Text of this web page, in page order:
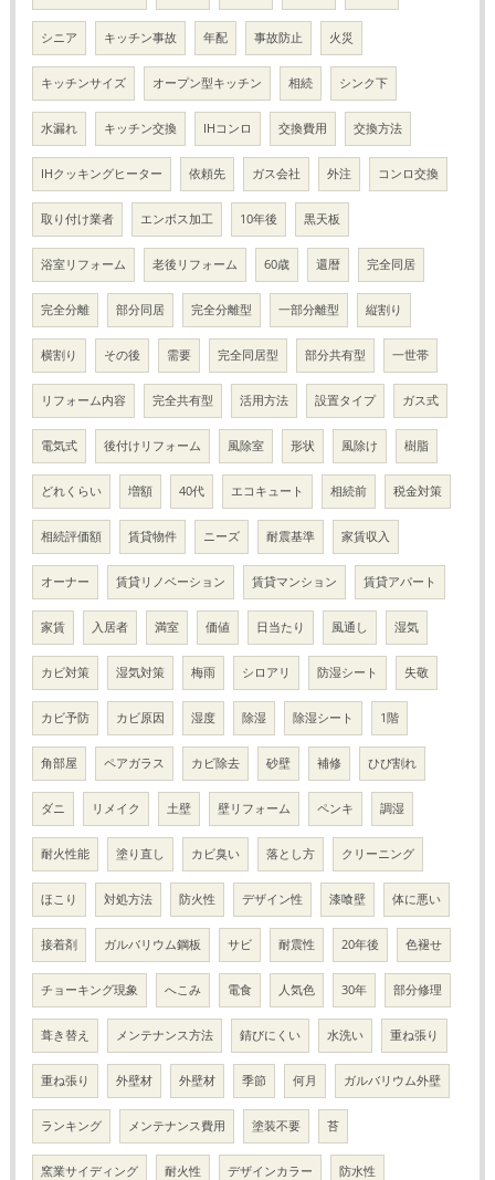
シニア キッチン事故 年配 事故防止 火災
キッチンサイズ オープン型キッチン 相続 シンク下
水漏れ キッチン交換 IHコンロ 交換費用 交換方法
IHクッキングヒーター 依頼先 ガス会社 外注 コンロ交換
取り付け業者 エンボス加工 10年後 黒天板
浴室リフォーム 老後リフォーム 60歳 還暦 完全同居
完全分離 部分同居 完全分離型 一部分離型 縦割り
横割り その後 需要 完全同居型 部分共有型 一世帯
リフォーム内容 完全共有型 活用方法 設置タイプ ガス式
電気式 後付けリフォーム 風除室 形状 風除け 樹脂
どれくらい 増額 40代 エコキュート 相続前 税金対策
相続評価額 賃貸物件 ニーズ 耐震基準 家賃収入
オーナー 賃貸リノベーション 賃貸マンション 賃貸アパート
家賃 入居者 満室 価値 日当たり 風通し 湿気
カビ対策 湿気対策 梅雨 シロアリ 防湿シート 失敬
カビ予防 カビ原因 湿度 除湿 除湿シート 1階
角部屋 ペアガラス カビ除去 砂壁 補修 ひび割れ
ダニ リメイク 土壁 壁リフォーム ペンキ 調湿
耐火性能 塗り直し カビ臭い 落とし方 クリーニング
ほこり 対処方法 防火性 デザイン性 漆喰壁 体に悪い
接着剤 ガルバリウム鋼板 サビ 耐震性 20年後 色褪せ
チョーキング現象 へこみ 電食 人気色 30年 部分修理
葺き替え メンテナンス方法 錆びにくい 水洗い 重ね張り
重ね張り 外壁材 外壁材 季節 何月 ガルバリウム外壁
ランキング メンテナンス費用 塗装不要 苔
窯業サイディング 耐火性 デザインカラー 防水性